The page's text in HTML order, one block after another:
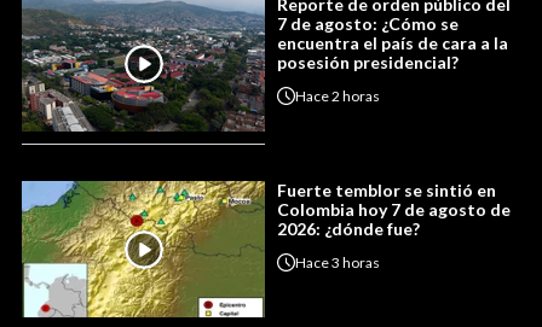
Reporte de orden público del
7 de agosto: ¿Cómo se
encuentra el país de cara a la
posesión presidencial?
Hace2 horas
Fuerte temblor se sintió en
Colombia hoy 7 de agosto de
2026: ¿dónde fue?
Hace3 horas